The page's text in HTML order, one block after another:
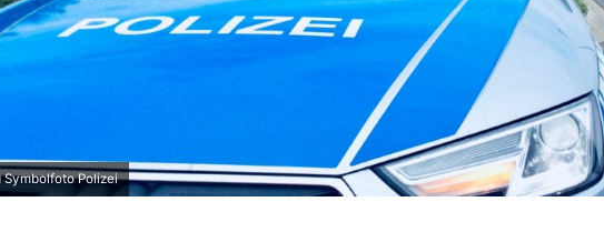
Symbolfoto Polizei